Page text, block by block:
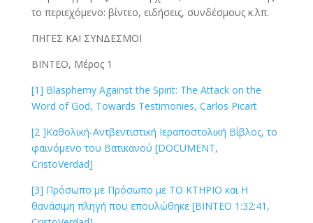
το περιεχόμενο: βίντεο, ειδήσεις, συνδέσμους κ.λπ.
ΠΗΓΕΣ ΚΑΙ ΣΥΝΔΕΣΜΟΙ
ΒΙΝΤΕΟ, Μέρος 1
[1] Blasphemy Against the Spirit: The Attack on the
Word of God, Towards Testimonies, Carlos Picart
[2 ]Καθολική-Αντβεντιστική Ιεραποστολική Βίβλος, το
φαινόμενο του Βατικανού [DOCUMENT,
CristoVerdad]
[3] Πρόσωπο με Πρόσωπο με ΤΟ ΚΤΗΡΙΟ και Η
θανάσιμη πληγή που επουλώθηκε [ΒΙΝΤΕΟ 1:32:41,